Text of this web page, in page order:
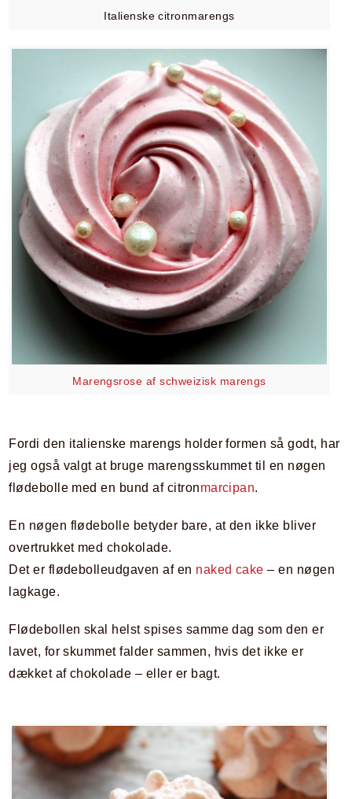
Italienske citronmarengs
Marengsrose af schweizisk marengs
Fordi den italienske marengs holder formen så godt, har
jeg også valgt at bruge marengsskummet til en nøgen
flødebolle med en bund af citronmarcipan.
En nøgen flødebolle betyder bare, at den ikke bliver
overtrukket med chokolade.
Det er flødebolleudgaven af en naked cake – en nøgen
lagkage.
Flødebollen skal helst spises samme dag som den er
lavet, for skummet falder sammen, hvis det ikke er
dækket af chokolade – eller er bagt.